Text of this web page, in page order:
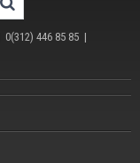
0(312) 446 85 85|